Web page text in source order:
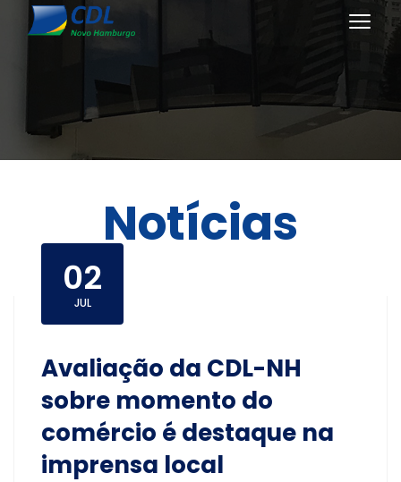
Notícias
02
JUL
Avaliação da CDL-NH
sobre momento do
comércio é destaque na
imprensa local